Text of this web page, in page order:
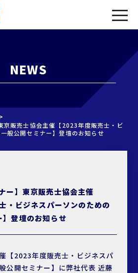
NEWS
京販売士協会主催【2023年度販売士・ビ
般公開セミナー】登壇のお知らせ
ー】東京販売士協会主催
・ビジネスパーソンのための
】登壇のお知らせ
【2023年度販売士・ビジネスパ
公開セミナー】に弊社代表 近藤